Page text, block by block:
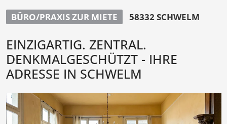
BÜRO/PRAXIS ZUR MIETE 58332 SCHWELM
EINZIGARTIG. ZENTRAL.
DENKMALGESCHÜTZT - IHRE
ADRESSE IN SCHWELM